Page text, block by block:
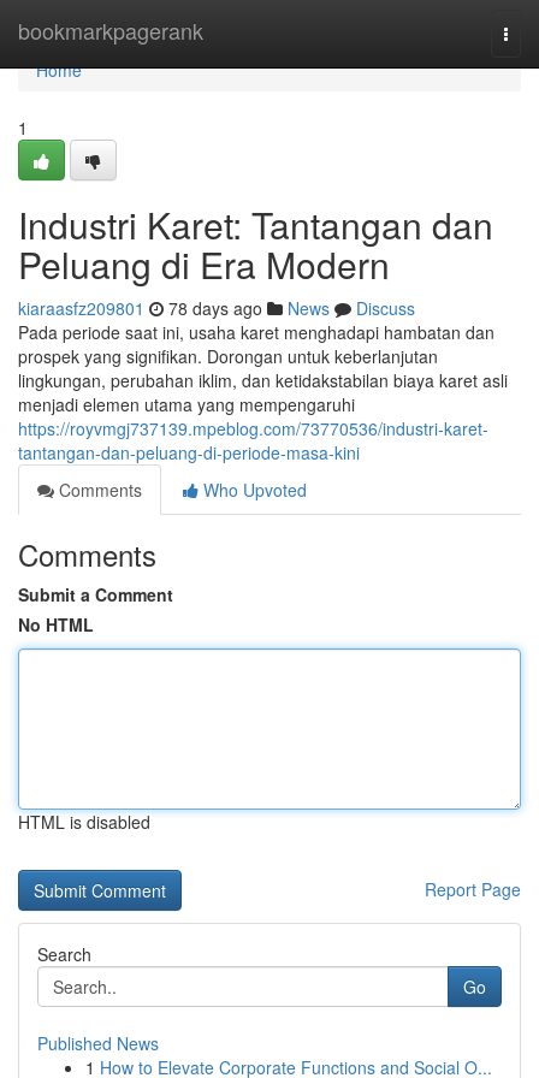
bookmarkpagerank
Home
Home
1
Industri Karet: Tantangan dan
Peluang di Era Modern
kiaraasfz209801 78 days ago News
Discuss
Pada periode saat ini, usaha karet menghadapi hambatan dan
prospek yang signifikan. Dorongan untuk keberlanjutan
lingkungan, perubahan iklim, dan ketidakstabilan biaya karet asli
menjadi elemen utama yang mempengaruhi
https://royvmgj737139.mpeblog.com/73770536/industri-karet-
tantangan-dan-peluang-di-periode-masa-kini
Comments
Who Upvoted
Comments
Submit a Comment
No HTML
HTML is disabled
Report Page
Search
Go
Published News
1 How to Elevate Corporate Functions and Social O...